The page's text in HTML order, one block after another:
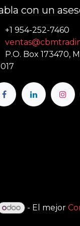
con un
+1 954-252-7460
P.O. Box 173470,
- El mejor